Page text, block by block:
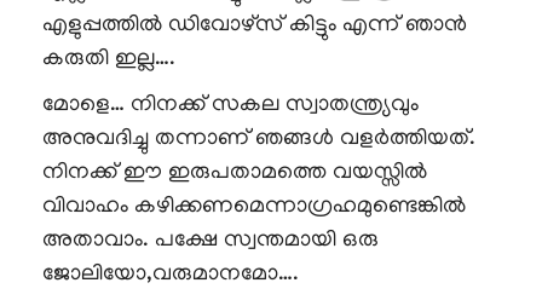
എളുപ്പത്തിൽ ഡിവോഴ്സ് കിട്ടും എന്ന് ഞാൻ
കരുതി ഇല്ല….
മോളെ… നിനക്ക് സകല സ്വാതന്ത്ര്യവും
അനുവദിച്ചു തന്നാണ് ഞങ്ങൾ വളർത്തിയത്.
നിനക്ക് ഈ ഇരുപതാമത്തെ വയസ്സിൽ
വിവാഹം കഴിക്കണമെന്നാഗ്രഹമുണ്ടെങ്കിൽ
അതാവാം. പക്ഷേ സ്വന്തമായി ഒരു
ജോലിയോ,വരുമാനമോ….